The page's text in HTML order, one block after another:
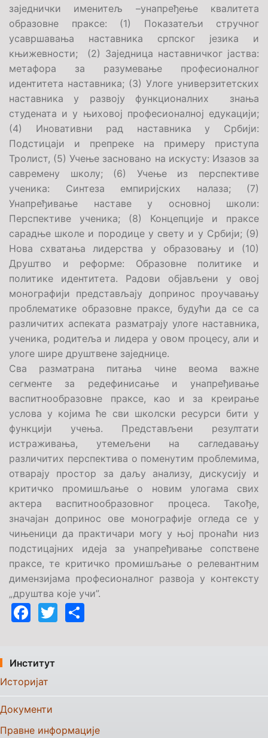
заједнички именитељ –унапређење квалитета
образовне праксе: (1) Показатељи стручног
усавршавања наставника српског језика и
књижевности; (2) Заједница наставничког јаства:
метафора за разумевање професионалног
идентитета наставника; (3) Улоге универзитетских
наставника у развоју функционалних знања
студената и у њиховој професионалној едукацији;
(4) Иновативни рад наставника у Србији:
Подстицаји и препреке на примеру приступа
Тролист, (5) Учење засновано на искусту: Изазов за
савремену школу; (6) Учење из перспективе
ученика: Синтеза емпиријских налаза; (7)
Унапређивање наставе у основној школи:
Перспективе ученика; (8) Концепције и праксе
сарадње школе и породице у свету и у Србији; (9)
Нова схватања лидерства у образовању и (10)
Друштво и реформе: Образовне политике и
политике идентитета. Радови објављени у овој
монографији представљају допринос проучавању
проблематике образовне праксе, будући да се са
различитих аспеката разматрају улоге наставника,
ученика, родитеља и лидера у овом процесу, али и
улоге шире друштвене заједнице.
Сва разматрана питања чине веома важне
сегменте за редефинисање и унапређивање
васпитнообразовне праксе, као и за креирање
услова у којима ће сви школски ресурси бити у
функцији учења. Представљени резултати
истраживања, утемељени на сагледавању
различитих перспектива о поменутим проблемима,
отварају простор за даљу анализу, дискусију и
критичко промишљање о новим улогама свих
актера васпитнообразовног процеса. Такође,
значајан допринос ове монографије огледа се у
чињеници да практичари могу у њој пронаћи низ
подстицајних идеја за унапређивање сопствене
праксе, те критичко промишљање о релевантним
димензијама професионалног развоја у контексту
„друштва које учи”.
Facebook
Twitter
Институт
Историјат
Документи
Правне информације